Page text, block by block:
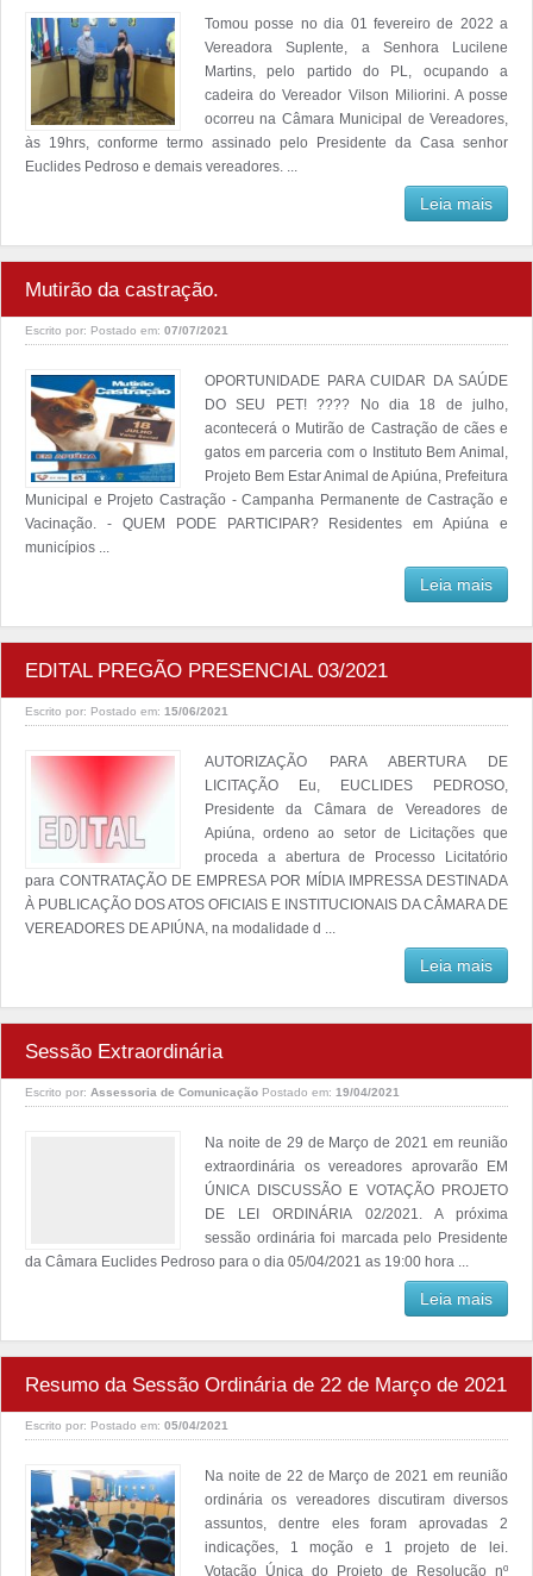
Tomou posse no dia 01 fevereiro de 2022 a
Vereadora Suplente, a Senhora Lucilene
Martins, pelo partido do PL, ocupando a
cadeira do Vereador Vilson Miliorini. A posse
ocorreu na Câmara Municipal de Vereadores,
às 19hrs, conforme termo assinado pelo Presidente da Casa senhor
Euclides Pedroso e demais vereadores. ...
Leia mais
Mutirão da castração.
Escrito por: Postado em: 07/07/2021
OPORTUNIDADE PARA CUIDAR DA SAÚDE
DO SEU PET! ???? No dia 18 de julho,
acontecerá o Mutirão de Castração de cães e
gatos em parceria com o Instituto Bem Animal,
Projeto Bem Estar Animal de Apiúna, Prefeitura
Municipal e Projeto Castração - Campanha Permanente de Castração e
Vacinação. - QUEM PODE PARTICIPAR? Residentes em Apiúna e
municípios ...
Leia mais
EDITAL PREGÃO PRESENCIAL 03/2021
Escrito por: Postado em: 15/06/2021
AUTORIZAÇÃO PARA ABERTURA DE
LICITAÇÃO Eu, EUCLIDES PEDROSO,
Presidente da Câmara de Vereadores de
Apiúna, ordeno ao setor de Licitações que
proceda a abertura de Processo Licitatório
para CONTRATAÇÃO DE EMPRESA POR MÍDIA IMPRESSA DESTINADA
À PUBLICAÇÃO DOS ATOS OFICIAIS E INSTITUCIONAIS DA CÂMARA DE
VEREADORES DE APIÚNA, na modalidade d ...
Leia mais
Sessão Extraordinária
Escrito por: Assessoria de Comunicação Postado em: 19/04/2021
Na noite de 29 de Março de 2021 em reunião
extraordinária os vereadores aprovarão EM
ÚNICA DISCUSSÃO E VOTAÇÃO PROJETO
DE LEI ORDINÁRIA 02/2021. A próxima
sessão ordinária foi marcada pelo Presidente
da Câmara Euclides Pedroso para o dia 05/04/2021 as 19:00 hora ...
Leia mais
Resumo da Sessão Ordinária de 22 de Março de 2021
Escrito por: Postado em: 05/04/2021
Na noite de 22 de Março de 2021 em reunião
ordinária os vereadores discutiram diversos
assuntos, dentre eles foram aprovadas 2
indicações, 1 moção e 1 projeto de lei.
Votação Única do Projeto de Resolução nº